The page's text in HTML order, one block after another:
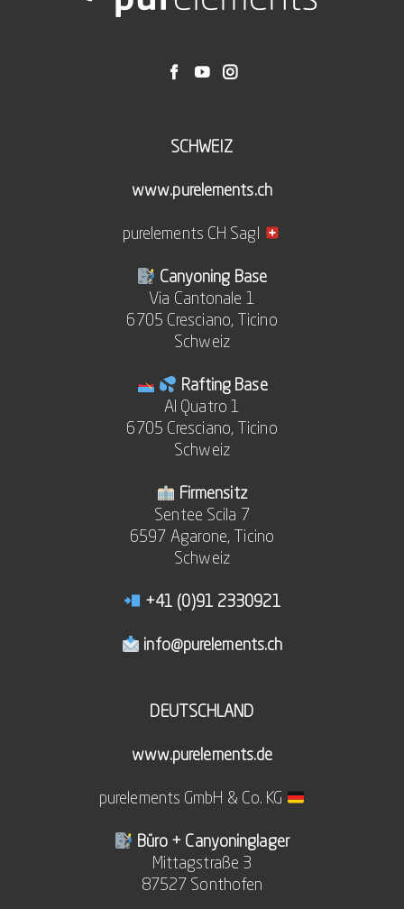
SCHWEIZ
www.purelements.ch
purelements CH Sagl
Canyoning Base
Via Cantonale 1
6705 Cresciano, Ticino
Schweiz
Rafting Base
Al Quatro 1
6705 Cresciano, Ticino
Schweiz
Firmensitz
Sentee Scila 7
6597 Agarone, Ticino
Schweiz
+41 (0)91 2330921
info@purelements.ch
DEUTSCHLAND
www.purelements.de
purelements GmbH & Co. KG
Büro + Canyoninglager
Mittagstraße 3
87527 Sonthofen